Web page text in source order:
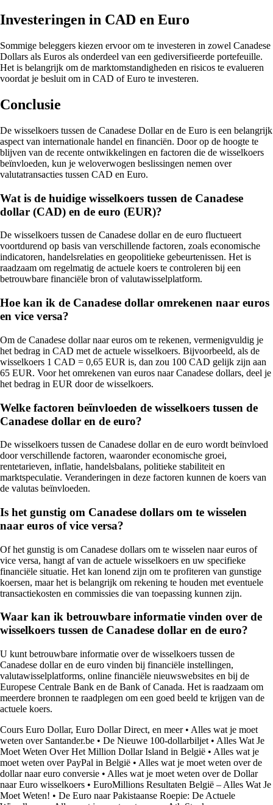
Investeringen in CAD en Euro
Sommige beleggers kiezen ervoor om te investeren in zowel Canadese
Dollars als Euros als onderdeel van een gediversifieerde portefeuille.
Het is belangrijk om de marktomstandigheden en risicos te evalueren
voordat je besluit om in CAD of Euro te investeren.
Conclusie
De wisselkoers tussen de Canadese Dollar en de Euro is een belangrijk
aspect van internationale handel en financiën. Door op de hoogte te
blijven van de recente ontwikkelingen en factoren die de wisselkoers
beïnvloeden, kun je weloverwogen beslissingen nemen over
valutatransacties tussen CAD en Euro.
Wat is de huidige wisselkoers tussen de Canadese
dollar (CAD) en de euro (EUR)?
De wisselkoers tussen de Canadese dollar en de euro fluctueert
voortdurend op basis van verschillende factoren, zoals economische
indicatoren, handelsrelaties en geopolitieke gebeurtenissen. Het is
raadzaam om regelmatig de actuele koers te controleren bij een
betrouwbare financiële bron of valutawisselplatform.
Hoe kan ik de Canadese dollar omrekenen naar euros
en vice versa?
Om de Canadese dollar naar euros om te rekenen, vermenigvuldig je
het bedrag in CAD met de actuele wisselkoers. Bijvoorbeeld, als de
wisselkoers 1 CAD = 0,65 EUR is, dan zou 100 CAD gelijk zijn aan
65 EUR. Voor het omrekenen van euros naar Canadese dollars, deel je
het bedrag in EUR door de wisselkoers.
Welke factoren beïnvloeden de wisselkoers tussen de
Canadese dollar en de euro?
De wisselkoers tussen de Canadese dollar en de euro wordt beïnvloed
door verschillende factoren, waaronder economische groei,
rentetarieven, inflatie, handelsbalans, politieke stabiliteit en
marktspeculatie. Veranderingen in deze factoren kunnen de koers van
de valutas beïnvloeden.
Is het gunstig om Canadese dollars om te wisselen
naar euros of vice versa?
Of het gunstig is om Canadese dollars om te wisselen naar euros of
vice versa, hangt af van de actuele wisselkoers en uw specifieke
financiële situatie. Het kan lonend zijn om te profiteren van gunstige
koersen, maar het is belangrijk om rekening te houden met eventuele
transactiekosten en commissies die van toepassing kunnen zijn.
Waar kan ik betrouwbare informatie vinden over de
wisselkoers tussen de Canadese dollar en de euro?
U kunt betrouwbare informatie over de wisselkoers tussen de
Canadese dollar en de euro vinden bij financiële instellingen,
valutawisselplatforms, online financiële nieuwswebsites en bij de
Europese Centrale Bank en de Bank of Canada. Het is raadzaam om
meerdere bronnen te raadplegen om een goed beeld te krijgen van de
actuele koers.
Cours Euro Dollar, Euro Dollar Direct, en meer• Alles wat je moet
weten over Santander.be • De Nieuwe 100-dollarbiljet • Alles Wat Je
Moet Weten Over Het Million Dollar Island in België • Alles wat je
moet weten over PayPal in België • Alles wat je moet weten over de
dollar naar euro conversie • Alles wat je moet weten over de Dollar
naar Euro wisselkoers • EuroMillions Resultaten België – Alles Wat Je
Moet Weten! • De Euro naar Pakistaanse Roepie: De Actuele